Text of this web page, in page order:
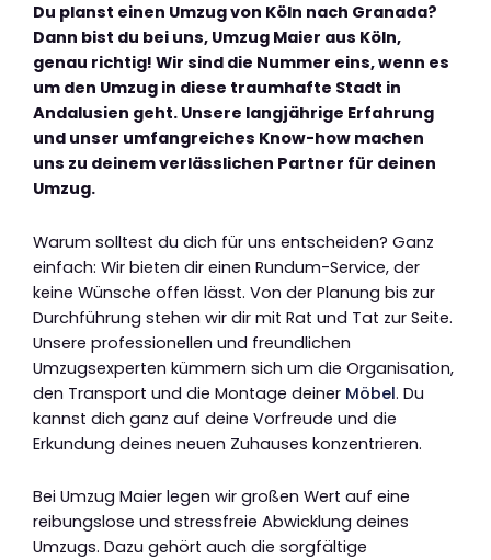
Du planst einen Umzug von Köln nach Granada?
Dann bist du bei uns, Umzug Maier aus Köln,
genau richtig! Wir sind die Nummer eins, wenn es
um den Umzug in diese traumhafte Stadt in
Andalusien geht. Unsere langjährige Erfahrung
und unser umfangreiches Know-how machen
uns zu deinem verlässlichen Partner für deinen
Umzug.
Warum solltest du dich für uns entscheiden? Ganz
einfach: Wir bieten dir einen Rundum-Service, der
keine Wünsche offen lässt. Von der Planung bis zur
Durchführung stehen wir dir mit Rat und Tat zur Seite.
Unsere professionellen und freundlichen
Umzugsexperten kümmern sich um die Organisation,
den Transport und die Montage deiner Möbel. Du
kannst dich ganz auf deine Vorfreude und die
Erkundung deines neuen Zuhauses konzentrieren.
Bei Umzug Maier legen wir großen Wert auf eine
reibungslose und stressfreie Abwicklung deines
Umzugs. Dazu gehört auch die sorgfältige